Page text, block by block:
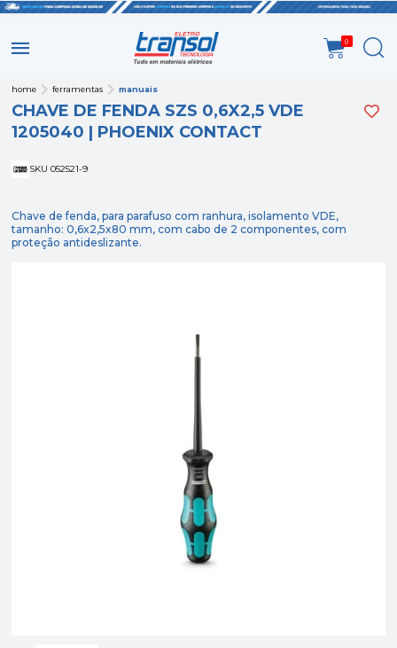
0
home ferramentas manuais
CHAVE DE FENDA SZS 0,6X2,5 VDE
1205040 | PHOENIX CONTACT
SKU 052521-9
Chave de fenda, para parafuso com ranhura, isolamento VDE,
tamanho: 0,6x2,5x80 mm, com cabo de 2 componentes, com
proteção antideslizante.